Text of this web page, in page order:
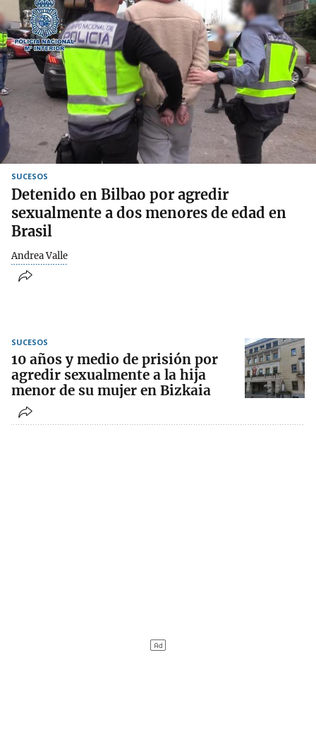
SUCESOS
Detenido en Bilbao por agredir
sexualmente a dos menores de edad en
Brasil
Andrea Valle
SUCESOS
10 años y medio de prisión por
agredir sexualmente a la hija
menor de su mujer en Bizkaia